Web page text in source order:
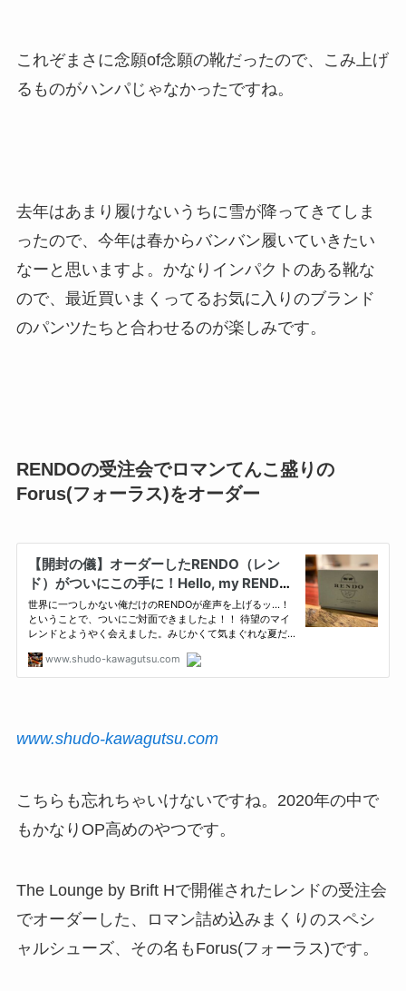
これぞまさに念願of念願の靴だったので、こみ上げ
るものがハンパじゃなかったですね。
去年はあまり履けないうちに雪が降ってきてしま
ったので、今年は春からバンバン履いていきたい
なーと思いますよ。かなりインパクトのある靴な
ので、最近買いまくってるお気に入りのブランド
のパンツたちと合わせるのが楽しみです。
RENDOの受注会でロマンてんこ盛りの
Forus(フォーラス)をオーダー
www.shudo-kawagutsu.com
こちらも忘れちゃいけないですね。2020年の中で
もかなりOP高めのやつです。
The Lounge by Brift Hで開催されたレンドの受注会
でオーダーした、ロマン詰め込みまくりのスペシ
ャルシューズ、その名もForus(フォーラス)です。